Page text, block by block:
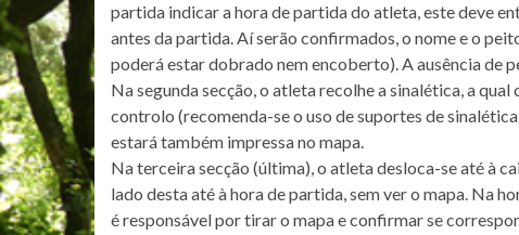
partida indicar a hora de partida do atleta, este deve
antes da partida. Aí serão confirmados, o nome e o
poderá estar dobrado nem encoberto). A ausência de
Na segunda secção, o atleta recolhe a sinalética, a
controlo (recomenda-se o uso de suportes de
estará também impressa no mapa.
Na terceira secção (última), o atleta desloca-se até à
lado desta até à hora de partida, sem ver o mapa. Na
é responsável por tirar o mapa e confirmar se